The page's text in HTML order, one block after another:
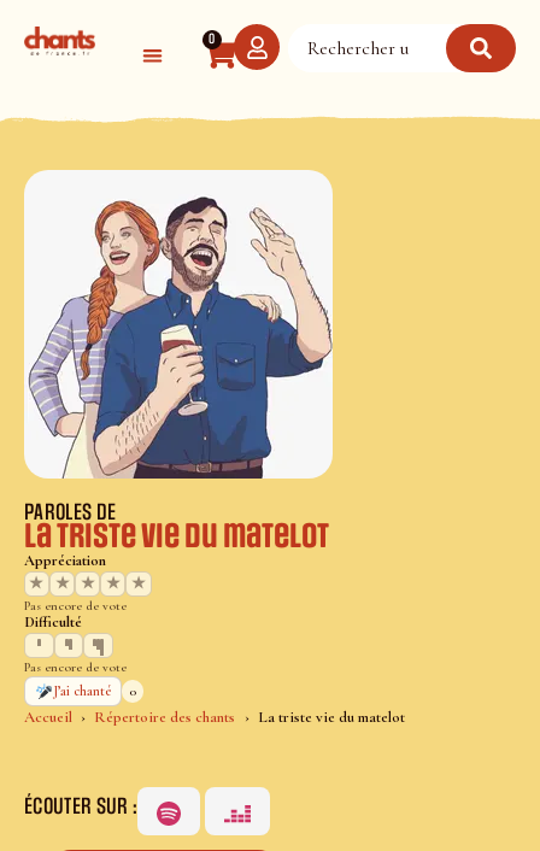
0
Accueil Répertoire des chants La triste vie du matelot
PAROLES DE
La triste vie du matelot
Appréciation
★
★ ★ ★ ★
Pas encore de vote
Difficulté
Pas encore de vote
J’ai chanté
0
ÉCOUTER SUR :